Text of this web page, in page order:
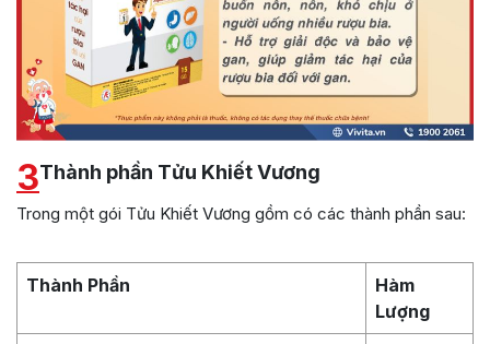
3Thành phần Tửu Khiết Vương
Trong một gói Tửu Khiết Vương gồm có các thành phần sau:
Thành Phần
Hàm
Lượng